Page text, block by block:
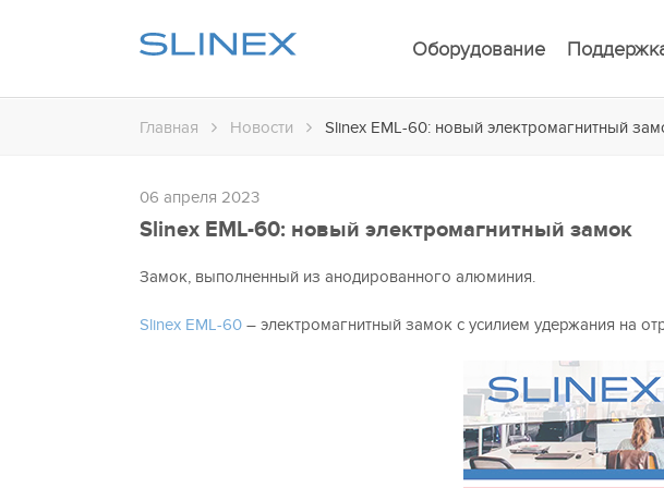
Оборудование
Главная Новости Slinex EML-60: новый электромагнитный
06 апреля 2023
Slinex EML-60: новый электромагнитный замок
Замок, выполненный из анодированного алюминия.
Slinex EML-60– электромагнитный замок с усилием удержания на